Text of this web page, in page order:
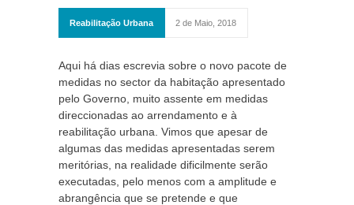
Reabilitação Urbana 2 de Maio, 2018
Aqui há dias escrevia sobre o novo pacote de
medidas no sector da habitação apresentado
pelo Governo, muito assente em medidas
direccionadas ao arrendamento e à
reabilitação urbana. Vimos que apesar de
algumas das medidas apresentadas serem
meritórias, na realidade dificilmente serão
executadas, pelo menos com a amplitude e
abrangência que se pretende e que